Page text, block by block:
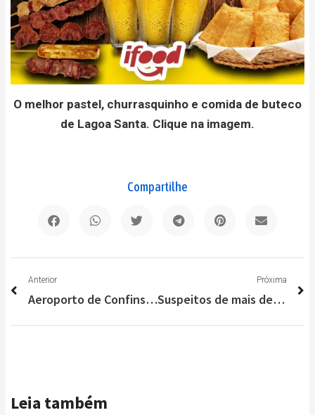
O melhor pastel, churrasquinho e comida de buteco
de Lagoa Santa. Clique na imagem.
Compartilhe
Anterior
Aeroporto de Confins recebe mais 475 mil doses de vacina contra a Covid-19
Próxima
Suspeitos de mais de 20 homicídios em Lagoa Santa são presos pela PC
Leia também